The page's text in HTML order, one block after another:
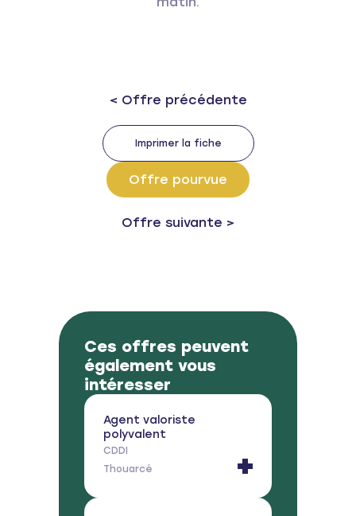
Previous post:
< Offre précédente
Imprimer la fiche
Offre pourvue
Next post:
Offre suivante >
Ces offres peuvent
également vous
intéresser
CDDI
Thouarcé
Agent valoriste
polyvalent